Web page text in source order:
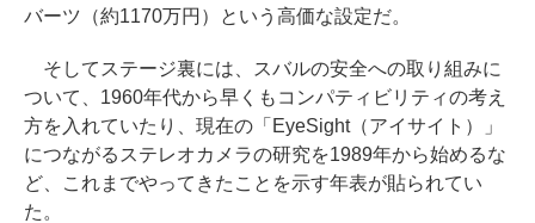
バーツ（約1170万円）という高価な設定だ。
そしてステージ裏には、スバルの安全への取り組みに
ついて、1960年代から早くもコンパティビリティの考え
方を入れていたり、現在の「EyeSight（アイサイト）」
につながるステレオカメラの研究を1989年から始めるな
ど、これまでやってきたことを示す年表が貼られてい
た。